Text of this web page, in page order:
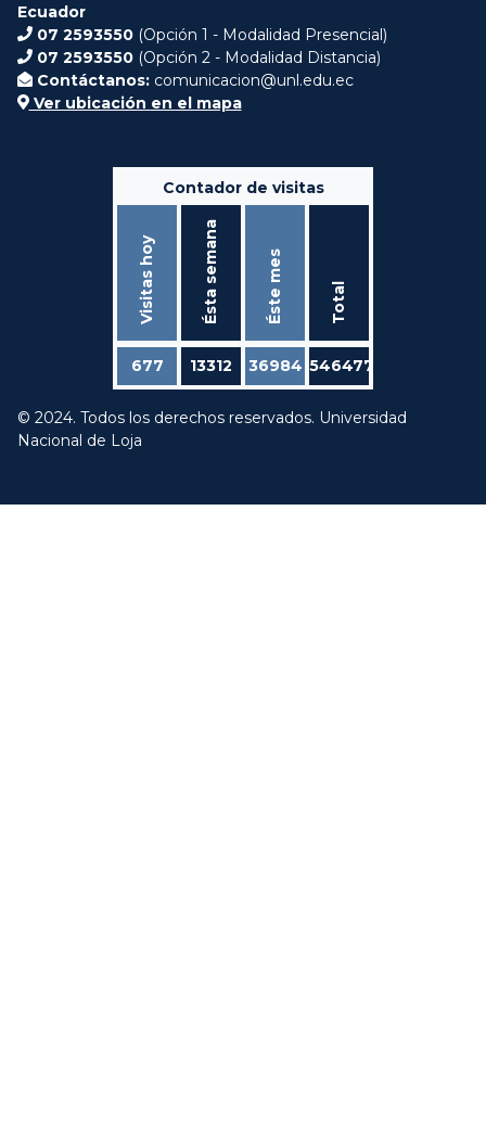
Ecuador
07 2593550 (Opción 1 - Modalidad Presencial)
07 2593550 (Opción 2 - Modalidad Distancia)
Contáctanos: comunicacion@unl.edu.ec
Ver ubicación en el mapa
Contador de visitas
Visitas hoy Ésta semana Éste mes Total
677 13312 36984 546477
© 2024. Todos los derechos reservados. Universidad
Nacional de Loja